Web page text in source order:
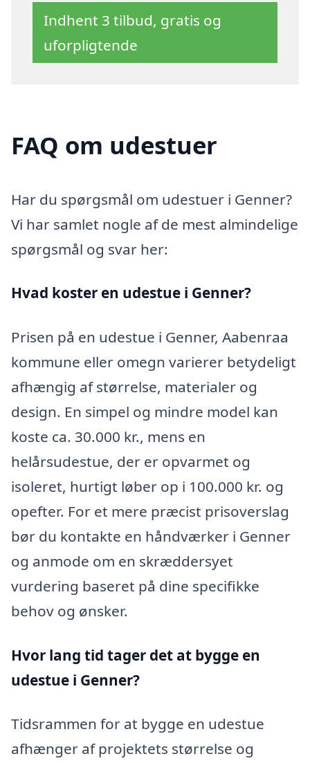
Indhent 3 tilbud, gratis og
uforpligtende
FAQ om udestuer
Har du spørgsmål om udestuer i Genner?
Vi har samlet nogle af de mest almindelige
spørgsmål og svar her:
Hvad koster en udestue i Genner?
Prisen på en udestue i Genner, Aabenraa
kommune eller omegn varierer betydeligt
afhængig af størrelse, materialer og
design. En simpel og mindre model kan
koste ca. 30.000 kr., mens en
helårsudestue, der er opvarmet og
isoleret, hurtigt løber op i 100.000 kr. og
opefter. For et mere præcist prisoverslag
bør du kontakte en håndværker i Genner
og anmode om en skræddersyet
vurdering baseret på dine specifikke
behov og ønsker.
Hvor lang tid tager det at bygge en
udestue i Genner?
Tidsrammen for at bygge en udestue
afhænger af projektets størrelse og